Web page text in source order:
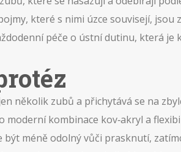
které s nimi úzce souvisejí, jsou
péče o ústní dutinu, která
několik zubů a přichytává se na
kombinace kov‑akryl a
méně odolný vůči prasknutí,